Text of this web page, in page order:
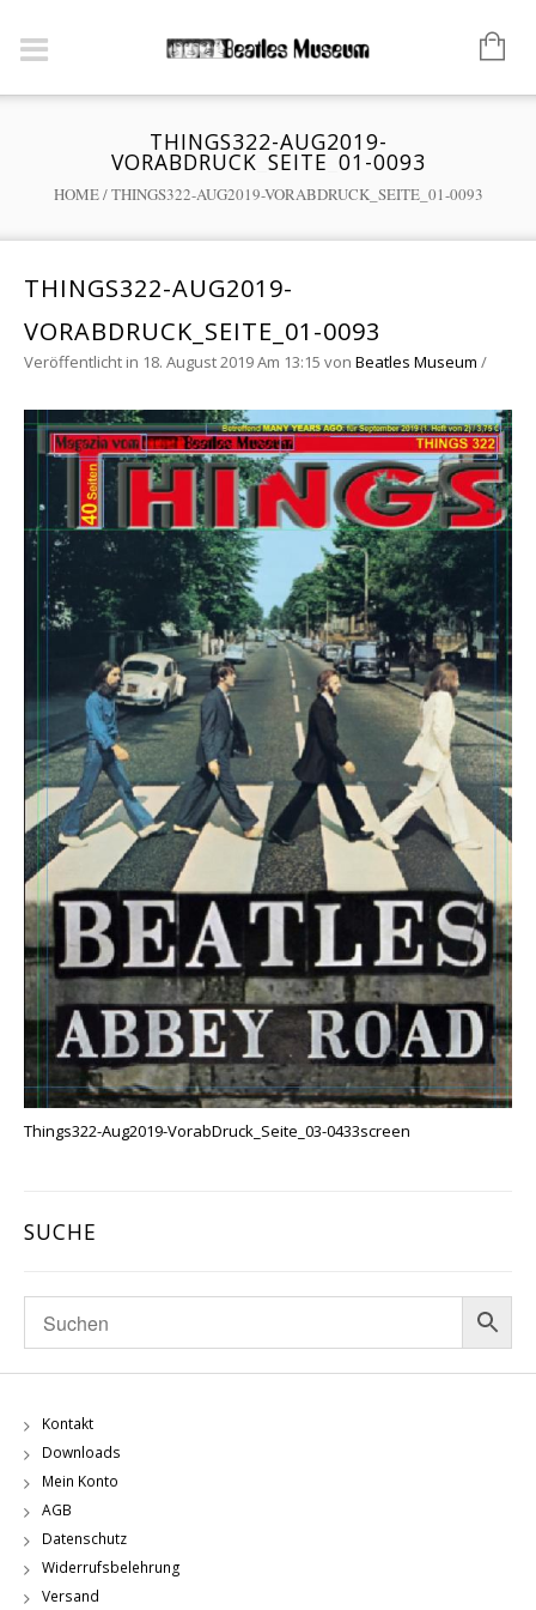
THINGS322-AUG2019-
VORABDRUCK_SEITE_01-0093
HOME/THINGS322-AUG2019-VORABDRUCK_SEITE_01-0093
THINGS322-AUG2019-
VORABDRUCK_SEITE_01-0093
Veröffentlicht in 18. August 2019 Am 13:15 von Beatles Museum /
Things322-Aug2019-VorabDruck_Seite_03-0433screen
SUCHE
Kontakt
Downloads
Mein Konto
AGB
Datenschutz
Widerrufsbelehrung
Versand